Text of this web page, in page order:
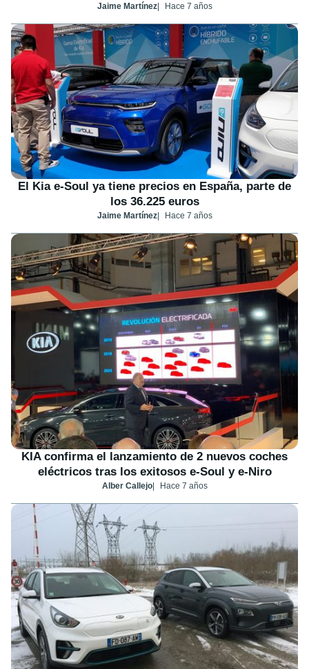
Jaime Martínez Hace 7 años
El Kia e-Soul ya tiene precios en España, parte de
los 36.225 euros
Jaime Martínez Hace 7 años
KIA confirma el lanzamiento de 2 nuevos coches
eléctricos tras los exitosos e-Soul y e-Niro
Alber Callejo Hace 7 años